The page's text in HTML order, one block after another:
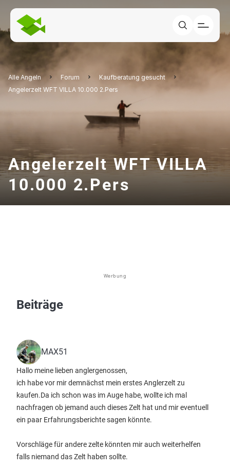
Alle Angeln Forum
Kaufberatung gesucht
Angelerzelt WFT VILLA 10.000 2.Pers
Angelerzelt WFT VILLA
10.000 2.Pers
Werbung
Beiträge
MAX51
Hallo meine lieben anglergenossen,
ich habe vor mir demnächst mein erstes Anglerzelt zu
kaufen.Da ich schon was im Auge habe, wollte ich mal
nachfragen ob jemand auch dieses Zelt hat und mir eventuell
ein paar Erfahrungsberichte sagen könnte.
Vorschläge für andere zelte könnten mir auch weiterhelfen
falls niemand das Zelt haben sollte.